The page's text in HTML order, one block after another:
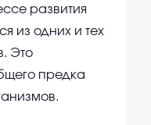
развития
из одних и тех
Это
предка